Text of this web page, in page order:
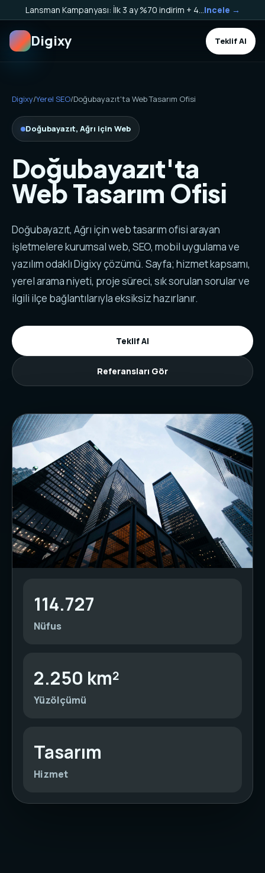
Incele →
Digixy Teklif Al
Digixy/Yerel SEO/Doğubayazıt'ta Web Tasarım Ofisi
Doğubayazıt, Ağrı için Web
Doğubayazıt'ta
Web Tasarım Ofisi
Doğubayazıt, Ağrı için web tasarım ofisi arayan
işletmelere kurumsal web, SEO, mobil uygulama ve
yazılım odaklı Digixy çözümü. Sayfa; hizmet kapsamı,
yerel arama niyeti, proje süreci, sık sorulan sorular ve
ilgili ilçe bağlantılarıyla eksiksiz hazırlanır.
Teklif Al
Referansları Gör
114.727
Nüfus
2.250 km²
Yüzölçümü
Tasarım
Hizmet